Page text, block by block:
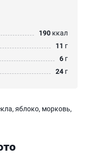
190 ккал
11 г
6 г
24 г
яблоко, морковь,